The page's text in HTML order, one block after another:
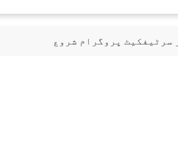
سرٹیفکیٹ پروگرام شروع